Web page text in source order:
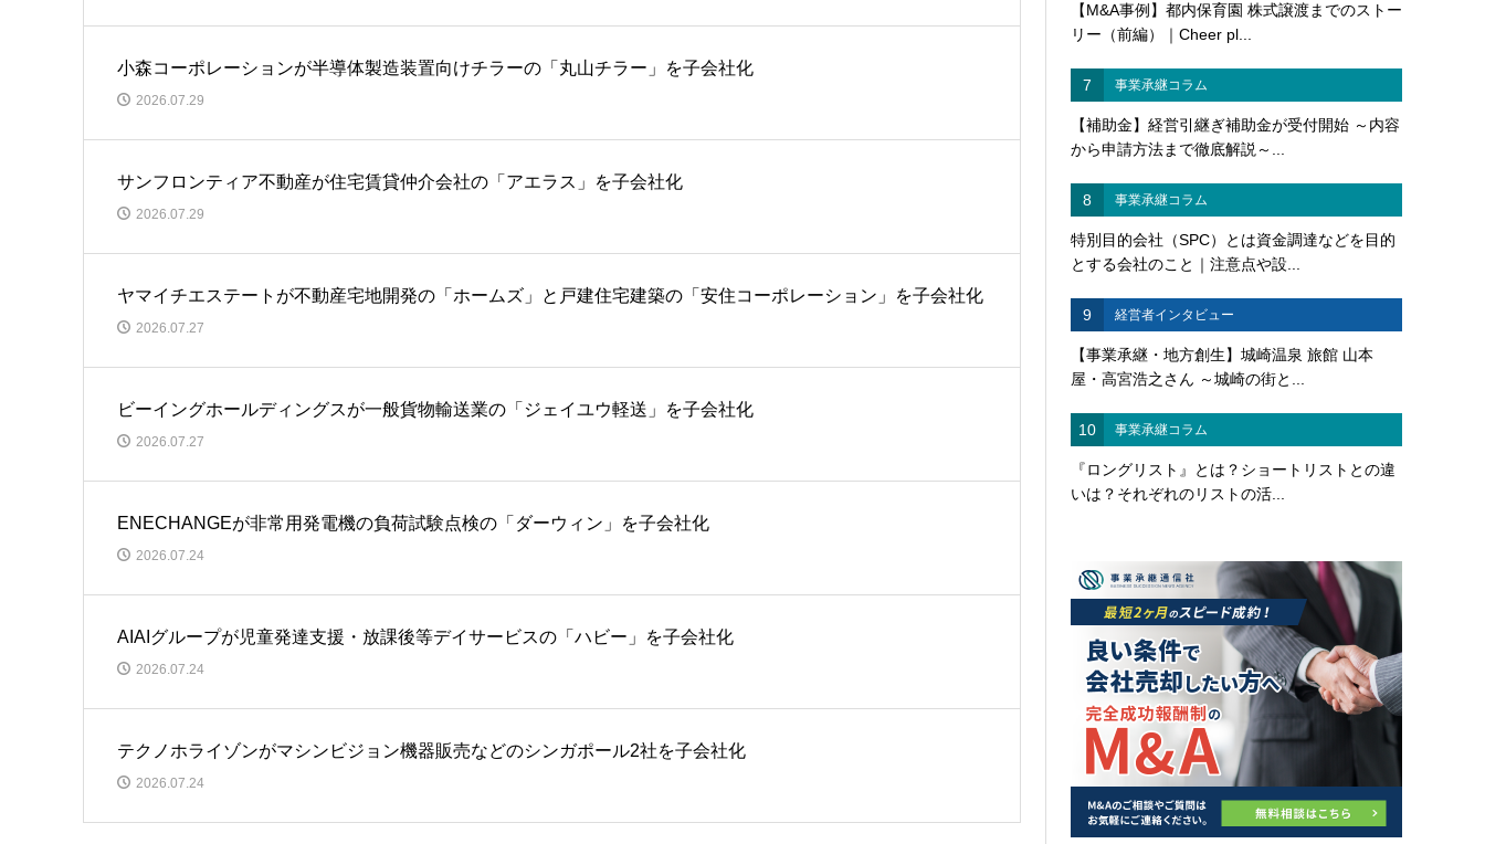
小森コーポレーションが半導体製造装置向けチラーの「丸山チラー」を子会社化
2026.07.29
サンフロンティア不動産が住宅賃貸仲介会社の「アエラス」を子会社化
2026.07.29
ヤマイチエステートが不動産宅地開発の「ホームズ」と戸建住宅建築の「安住コーポレーション」を子会社化
2026.07.27
ビーイングホールディングスが一般貨物輸送業の「ジェイユウ軽送」を子会社化
2026.07.27
ENECHANGEが非常用発電機の負荷試験点検の「ダーウィン」を子会社化
2026.07.24
AIAIグループが児童発達支援・放課後等デイサービスの「ハビー」を子会社化
2026.07.24
テクノホライゾンがマシンビジョン機器販売などのシンガポール2社を子会社化
2026.07.24
【M&A事例】都内保育園 株式譲渡までのストー
リー（前編）｜Cheer pl...
7 事業承継コラム
【補助金】経営引継ぎ補助金が受付開始 ～内容
から申請方法まで徹底解説～...
8 事業承継コラム
特別目的会社（SPC）とは資金調達などを目的
とする会社のこと｜注意点や設...
9 経営者インタビュー
【事業承継・地方創生】城崎温泉 旅館 山本
屋・高宮浩之さん ～城崎の街と...
10 事業承継コラム
『ロングリスト』とは？ショートリストとの違
いは？それぞれのリストの活...